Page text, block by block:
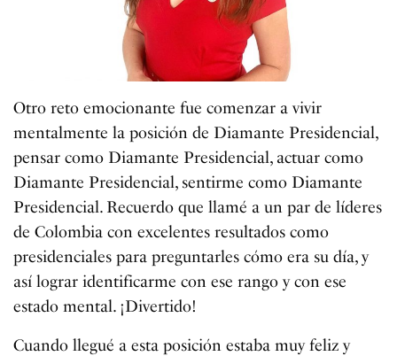
Otro reto emocionante fue comenzar a vivir
mentalmente la posición de Diamante Presidencial,
pensar como Diamante Presidencial, actuar como
Diamante Presidencial, sentirme como Diamante
Presidencial. Recuerdo que llamé a un par de líderes
de Colombia con excelentes resultados como
presidenciales para preguntarles cómo era su día, y
así lograr identificarme con ese rango y con ese
estado mental. ¡Divertido!
Cuando llegué a esta posición estaba muy feliz y